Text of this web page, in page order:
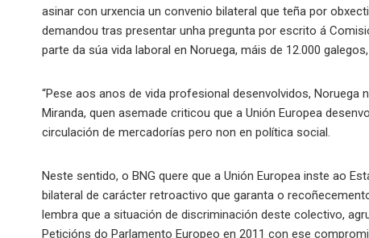
asinar con urxencia un convenio bilateral que teña por
demandou tras presentar unha pregunta por escrito á
parte da súa vida laboral en Noruega, máis de 12.000
“Pese aos anos de vida profesional desenvolvidos,
Miranda, quen asemade criticou que a Unión Europea
circulación de mercadorías pero non en política social.
Neste sentido, o BNG quere que a Unión Europea inste ao
bilateral de carácter retroactivo que garanta o
lembra que a situación de discriminación deste colectivo,
Peticións do Parlamento Europeo en 2011 con ese